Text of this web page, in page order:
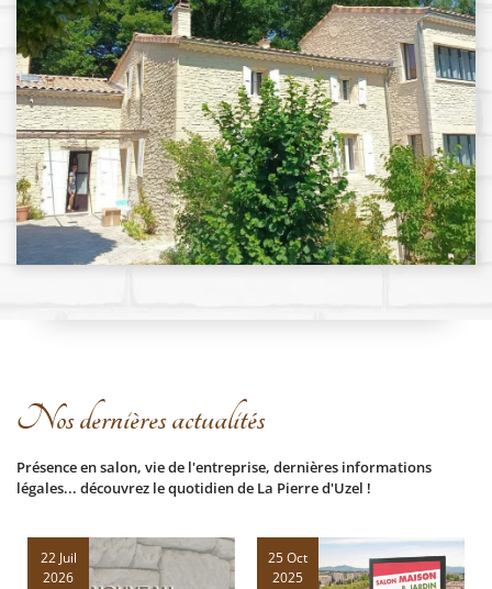
Nos dernières actualités
Présence en salon, vie de l'entreprise, dernières informations
légales... découvrez le quotidien de La Pierre d'Uzel !
22 Juil
2026
25 Oct
2025